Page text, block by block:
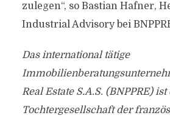
zulegen“, so Bastian Hafner,
Industrial Advisory bei
Das international tätige
Real Estate S.A.S. (BNPPRE) ist
Tochtergesellschaft der